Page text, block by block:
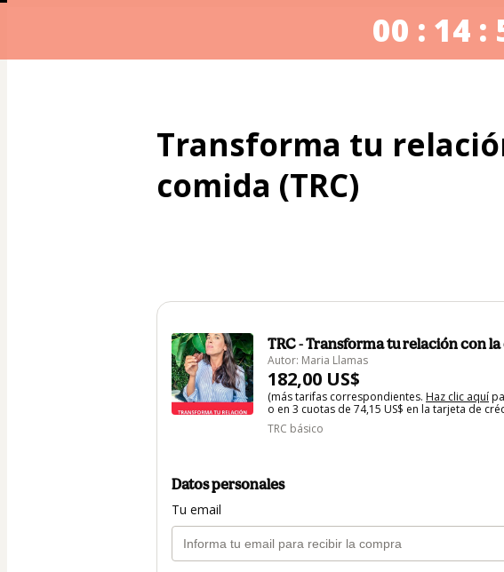
00 : 14 :
Transforma tu
comida (TRC)
TRC - Transforma tu relación con
Autor: Maria Llamas
182,00 US$
(más tarifas correspondientes. Haz clic aquí
o en 3 cuotas de 74,15 US$ en la tarjeta de
TRC básico
Datos personales
Tu email